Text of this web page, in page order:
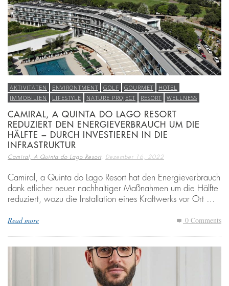
AKTIVITÄTEN ENVIRONTMENT GOLF GOURMET
HOTEL
IMMOBILIEN
LIFESTYLE NATURE PROJECT RESORT WELLNESS
CAMIRAL, A QUINTA DO LAGO RESORT
REDUZIERT DEN ENERGIEVERBRAUCH UM DIE
HÄLFTE − DURCH INVESTIEREN IN DIE
INFRASTRUKTUR
Camiral, A Quinta do Lago Resort, Dezember 16, 2022
Camiral, a Quinta do Lago Resort hat den Energieverbrauch
dank etlicher neuer nachhaltiger Maßnahmen um die Hälfte
reduziert, wozu die Installation eines Kraftwerks vor Ort …
Read more 0 Comments